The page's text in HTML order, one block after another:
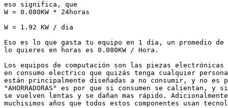
eso significa, que
W = 0.080KW * 24horas
W = 1.92 KW / dia
Eso es lo que gasta tu equipo en 1 día, un promedio
lo quieres en horas es 0.080KW / Hora.
Los equipos de computación son las piezas
en consumo electrico que quizás tenga cualquier
están principalmente diseñadas a no consumir, y no es
"AHORRADORAS" es por que si consumen se calientan, y
se vuelven lentas y se dañan mas rápido. Adicionalmente
muchisimos años que todos estos componentes usan